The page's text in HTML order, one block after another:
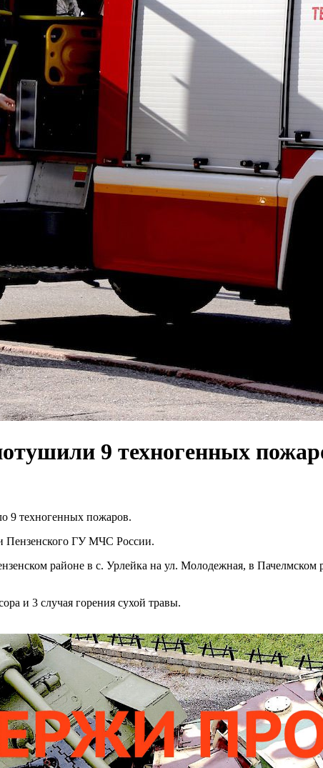
9 техногенных
9 техногенных пожаров.
Пензенского ГУ МЧС России.
районе в с. Урлейка на ул. Молодежная, в Пачелмском
и 3 случая горения сухой травы.